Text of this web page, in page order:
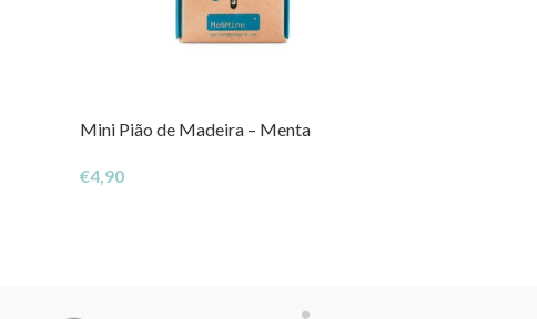
Mini Pião de Madeira – Menta
€4,90